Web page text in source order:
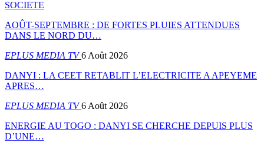
SOCIETE
AOÛT-SEPTEMBRE : DE FORTES PLUIES ATTENDUES
DANS LE NORD DU…
EPLUS MEDIA TV6 Août 2026
DANYI : LA CEET RETABLIT L’ELECTRICITE A APEYEME
APRES…
EPLUS MEDIA TV6 Août 2026
ENERGIE AU TOGO : DANYI SE CHERCHE DEPUIS PLUS
D’UNE…